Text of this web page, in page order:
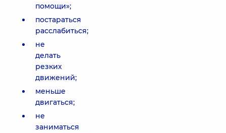
помощи»;
постараться
расслабиться;
не
делать
резких
движений;
меньше
двигаться;
не
заниматься